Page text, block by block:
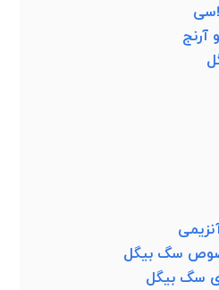
آرنج
سگ بیگل
سگ بیگل